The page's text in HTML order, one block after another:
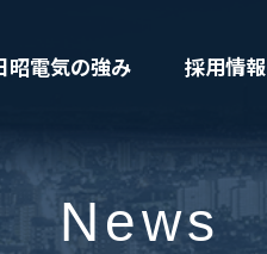
昭電気の強み 採用情報
News